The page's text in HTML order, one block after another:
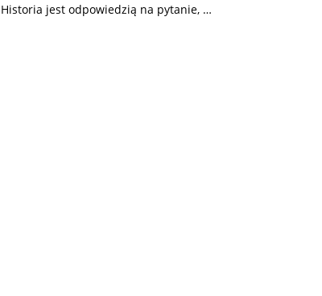
Historia jest odpowiedzią na pytanie, …